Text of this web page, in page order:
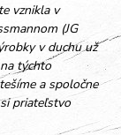
vznikla v
(JG
v duchu už
týchto
a spoločne
priateľstvo